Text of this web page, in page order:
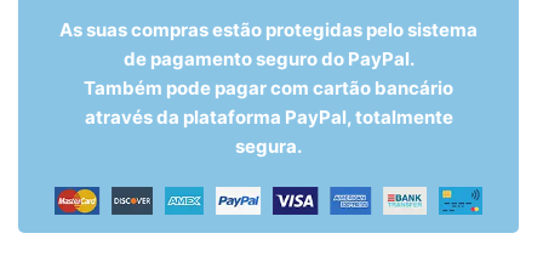
As suas compras estão protegidas pelo sistema
de pagamento seguro do PayPal.
Também pode pagar com cartão bancário
através da plataforma PayPal, totalmente
segura.